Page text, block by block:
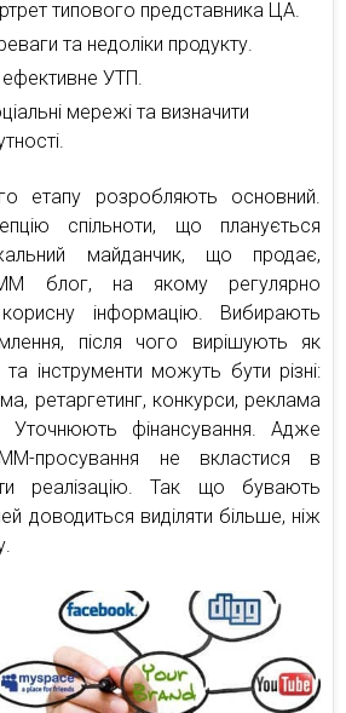
типового представника ЦА.
та недоліки продукту.
УТП.
мережі та визначити
етапу розробляють основний.
спільноти, що планується
майданчик, що продає,
блог, на якому регулярно
інформацію. Вибирають
після чого вирішують як
інструменти можуть бути різні:
ретаргетинг, конкурси, реклама
Уточнюють фінансування. Адже
просування не вкластися в
реалізацію. Так що бувають
доводиться виділяти більше, ніж